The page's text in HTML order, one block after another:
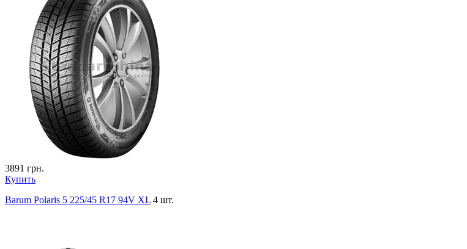
3891 грн.
Купить
Barum Polaris 5 225/45 R17 94V XL 4 шт.